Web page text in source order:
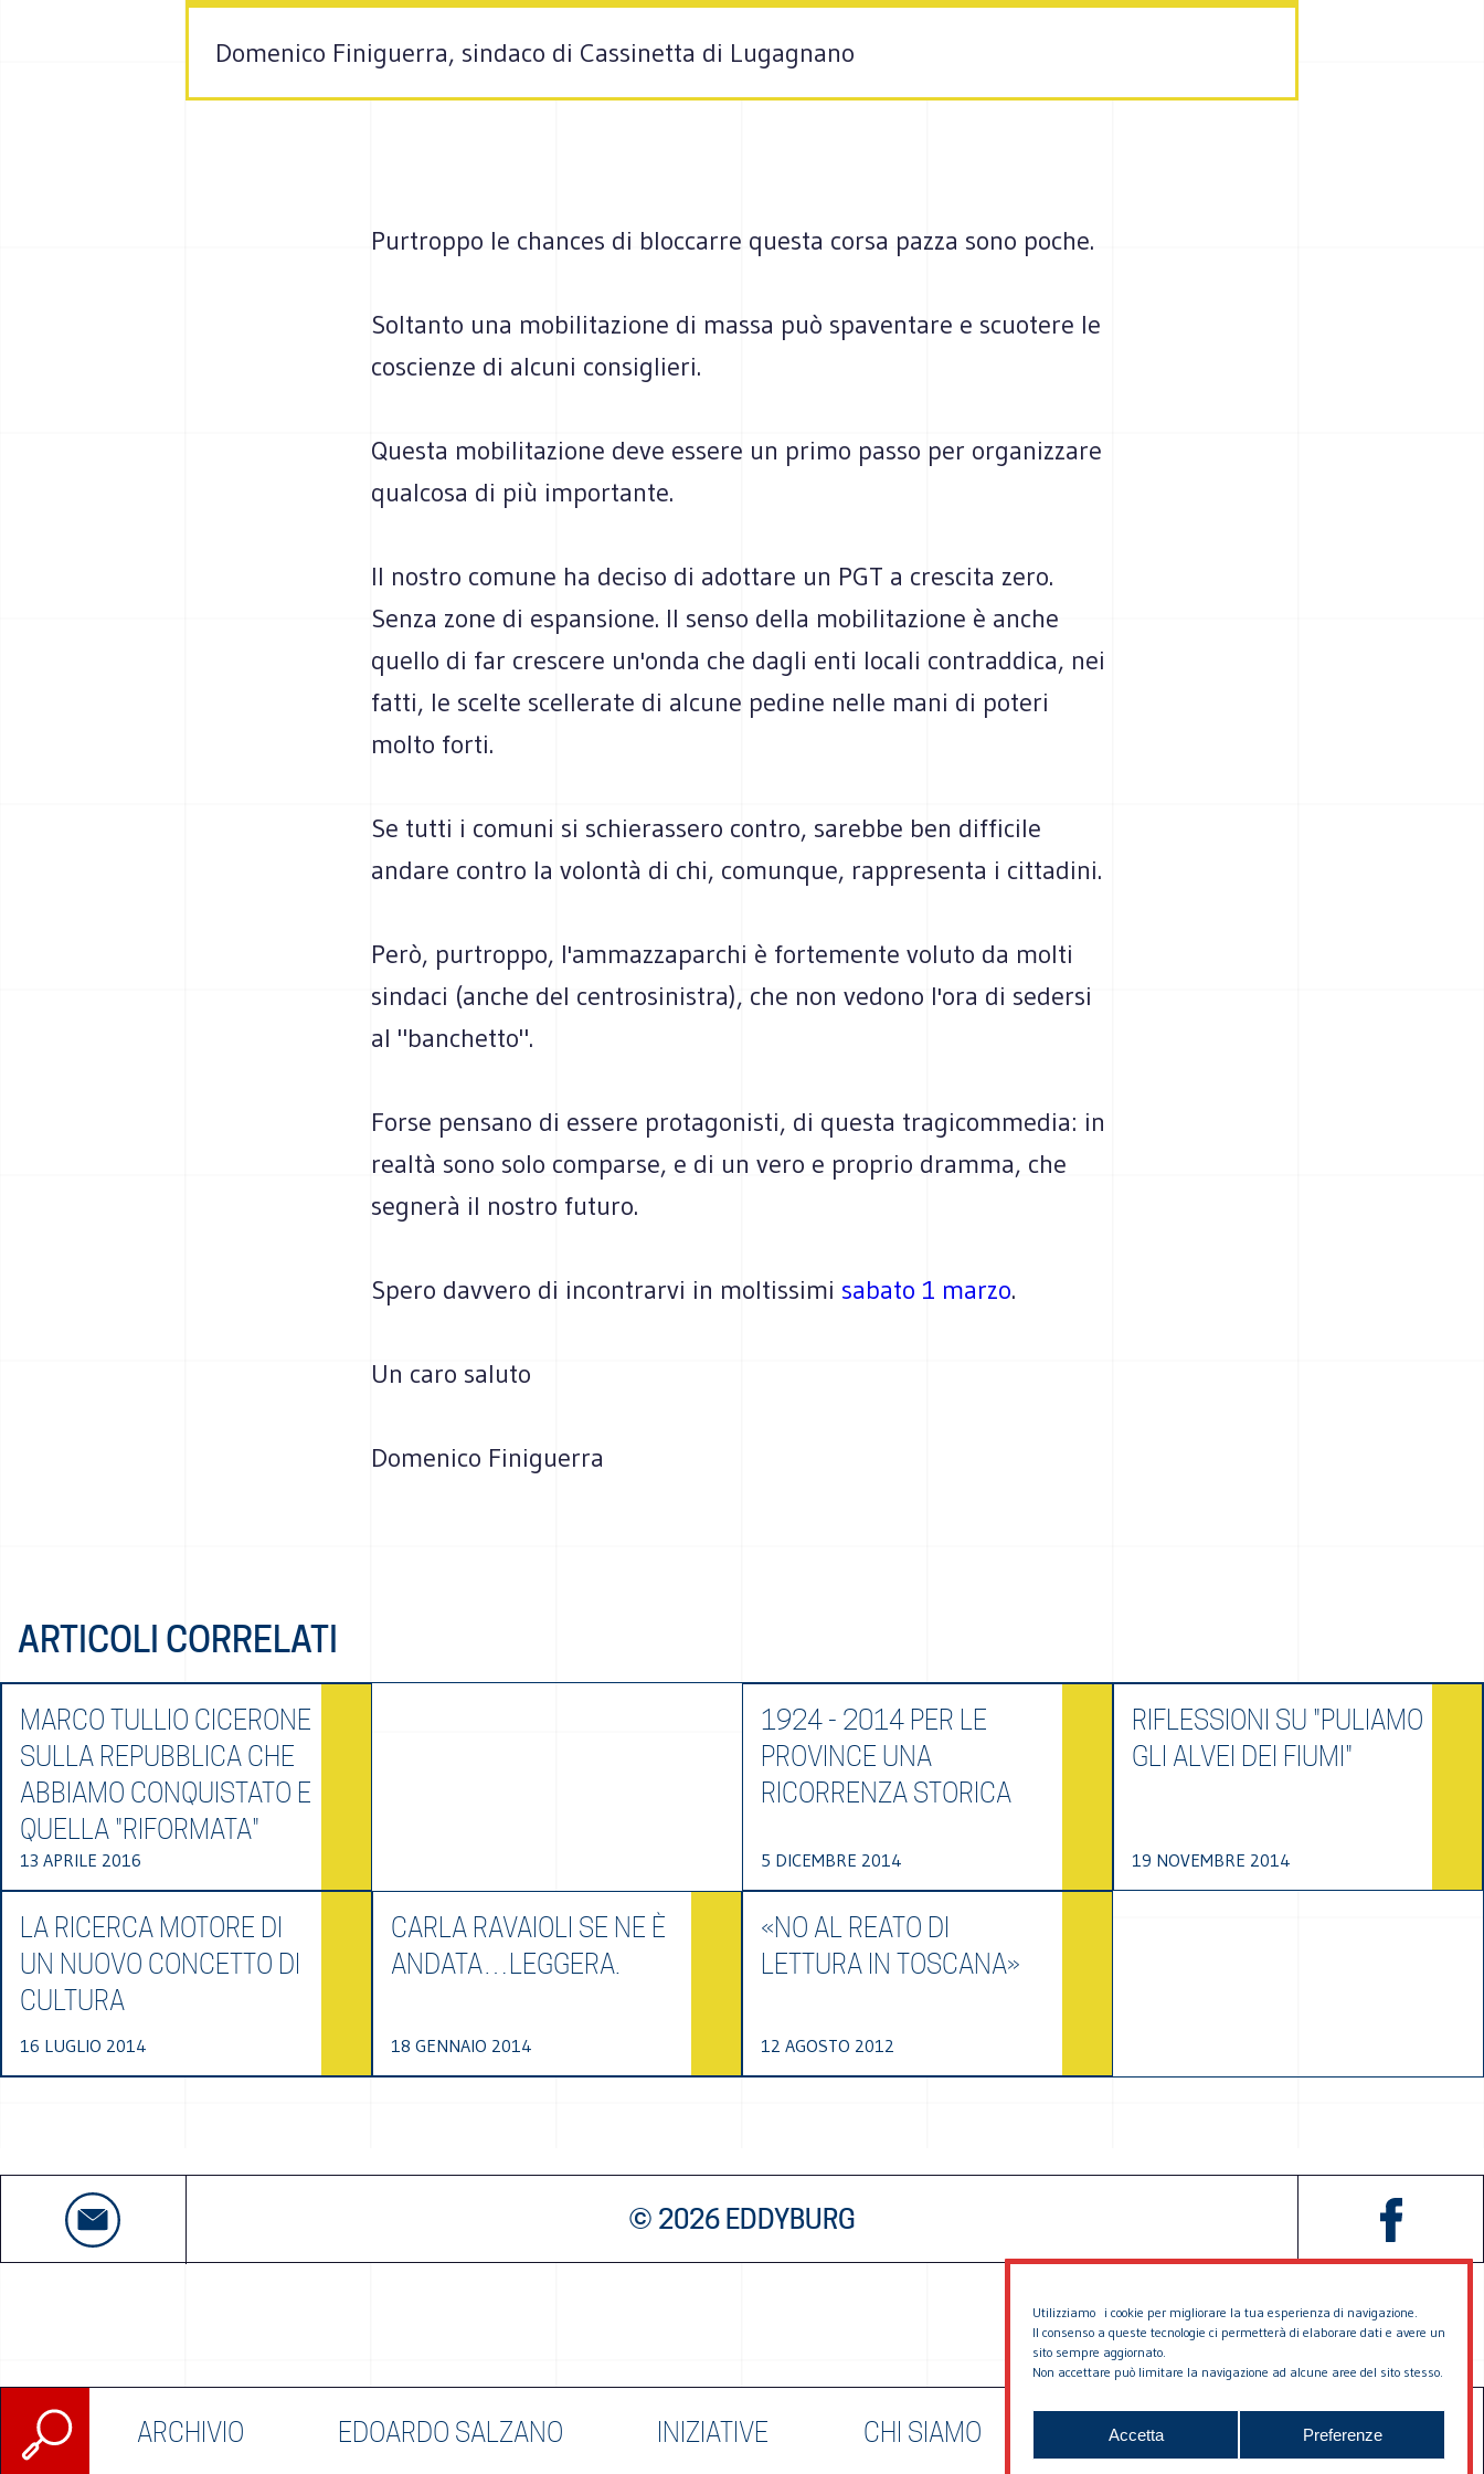
Utilizziamo i cookie per migliorare la tua esperienza di navigazione.
Il consenso a queste tecnologie ci permetterà di elaborare dati e avere un
sito sempre aggiornato.
Non accettare può limitare la navigazione ad alcune aree del sito stesso.
Accetta Preferenze
ARCHIVIO EDOARDO SALZANO INIZIATIVE CHI SIAMO SOSTIENICI CONTATTACI
Domenico Finiguerra, sindaco di Cassinetta di Lugagnano
Purtroppo le chances di bloccarre questa corsa pazza sono poche.
Soltanto una mobilitazione di massa può spaventare e scuotere le
coscienze di alcuni consiglieri.
Questa mobilitazione deve essere un primo passo per organizzare
qualcosa di più importante.
Il nostro comune ha deciso di adottare un PGT a crescita zero.
Senza zone di espansione. Il senso della mobilitazione è anche
quello di far crescere un'onda che dagli enti locali contraddica, nei
fatti, le scelte scellerate di alcune pedine nelle mani di poteri
molto forti.
Se tutti i comuni si schierassero contro, sarebbe ben difficile
andare contro la volontà di chi, comunque, rappresenta i cittadini.
Però, purtroppo, l'ammazzaparchi è fortemente voluto da molti
sindaci (anche del centrosinistra), che non vedono l'ora di sedersi
al "banchetto".
Forse pensano di essere protagonisti, di questa tragicommedia: in
realtà sono solo comparse, e di un vero e proprio dramma, che
segnerà il nostro futuro.
Spero davvero di incontrarvi in moltissimi sabato 1 marzo.
Un caro saluto
Domenico Finiguerra
ARTICOLI CORRELATI
MARCO TULLIO CICERONE
SULLA REPUBBLICA CHE
ABBIAMO CONQUISTATO E
QUELLA "RIFORMATA"
13 APRILE 2016
1924 - 2014 PER LE
PROVINCE UNA
RICORRENZA STORICA
5 DICEMBRE 2014
RIFLESSIONI SU "PULIAMO
GLI ALVEI DEI FIUMI"
19 NOVEMBRE 2014
LA RICERCA MOTORE DI
UN NUOVO CONCETTO DI
CULTURA
16 LUGLIO 2014
CARLA RAVAIOLI SE NE È
ANDATA…LEGGERA.
18 GENNAIO 2014
«NO AL REATO DI
LETTURA IN TOSCANA»
12 AGOSTO 2012
© 2026 EDDYBURG